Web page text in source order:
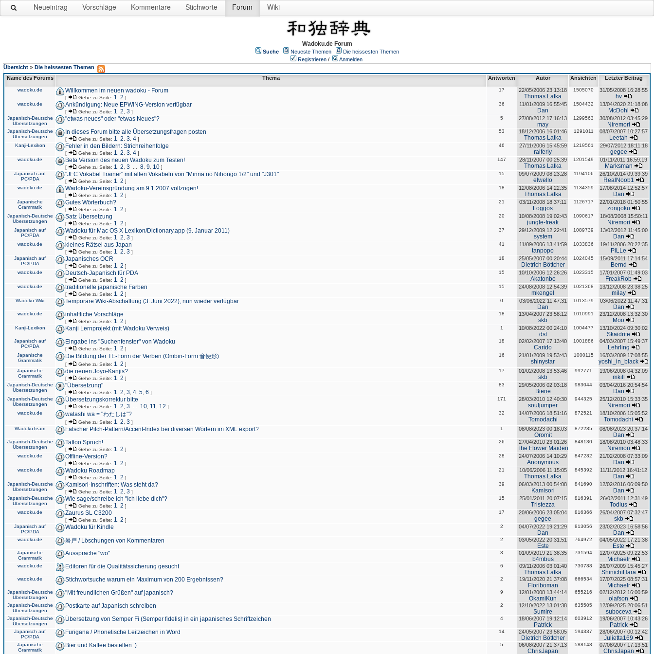
Neueintrag Vorschläge Kommentare Stichworte Forum Wiki
Wadoku.de Forum
Suche Neueste Themen
Die heissesten Themen
Registrieren /
Anmelden
Übersicht » Die heissesten Themen
Name des Forums
Thema Antworten Autor Ansichten Letzter Beitrag
wadoku.de Willkommen im neuen wadoku - Forum
[ Gehe zu Seite: 1 2 ]
17 22/05/2006 23:13:18
Thomas Latka
1505070 31/05/2008 16:28:55
hv
wadoku.de Ankündigung: Neue EPWING-Version verfügbar
[ Gehe zu Seite: 1 2 3 ]
36 11/01/2009 16:55:45
Dan
1504432 13/04/2020 21:18:08
McDohl
Japanisch-Deutsche
Übersetzungen
"etwas neues" oder "etwas Neues"? 5 27/08/2012 17:16:13
may
1299563 30/08/2012 03:45:29
Niremori
Japanisch-Deutsche
Übersetzungen
In dieses Forum bitte alle Übersetzungsfragen posten
[ Gehe zu Seite: 1 2 3 4 ]
53 18/12/2006 16:01:46
Thomas Latka
1291011 08/07/2007 10:27:57
Leetah
Kanji-Lexikon Fehler in den Bildern: Strichreihenfolge
[ Gehe zu Seite: 1 2 3 4 ]
46 27/11/2006 15:45:59
ralferly
1219561 29/07/2012 18:11:18
gegee
wadoku.de Beta Version des neuen Wadoku zum Testen!
[ Gehe zu Seite: 1 2 3 8 9 10 ]
147 28/11/2007 00:25:39
Thomas Latka
1201549 01/11/2011 16:59:19
Marksman
Japanisch auf
PC/PDA
"JFC Vokabel Trainer" mit allen Vokabeln von "Minna no Nihongo 1/2" und "J301"
[ Gehe zu Seite: 1 2 ]
15 09/07/2009 08:23:28
elwello
1194106 26/10/2014 09:39:39
RealNoob1
wadoku.de Wadoku-Vereinsgründung am 9.1.2007 vollzogen!
[ Gehe zu Seite: 1 2 ]
18 12/08/2006 14:22:35
Thomas Latka
1134359 17/08/2014 12:52:57
Dan
Japanische
Grammatik
Gutes Wörterbuch?
[ Gehe zu Seite: 1 2 ]
21 03/11/2008 18:37:11
Loggos
1126717 22/01/2018 01:50:55
zongoku
Japanisch-Deutsche
Übersetzungen
Satz Übersetzung
[ Gehe zu Seite: 1 2 ]
20 10/08/2008 19:02:43
jungle-freak
1090617 18/08/2008 15:50:11
Niremori
Japanisch auf
PC/PDA
Wadoku für Mac OS X Lexikon/Dictionary.app (9. Januar 2011)
[ Gehe zu Seite: 1 2 3 ]
37 29/12/2009 12:22:41
system
1089739 13/02/2012 11:45:00
Dan
wadoku.de kleines Rätsel aus Japan
[ Gehe zu Seite: 1 2 3 ]
41 11/09/2006 13:41:59
tanpopo
1033836 19/11/2006 20:22:35
PiLLe
Japanisch auf
PC/PDA
Japanisches OCR
[ Gehe zu Seite: 1 2 ]
18 25/05/2007 00:20:44
Dietrich Böttcher
1024045 15/09/2011 17:14:54
Bernd
wadoku.de Deutsch-Japanisch für PDA
[ Gehe zu Seite: 1 2 ]
15 10/10/2006 12:26:26
Akatonbo
1023315 17/01/2007 01:49:03
FreakRob
wadoku.de traditionelle japanische Farben
[ Gehe zu Seite: 1 2 ]
15 24/08/2008 12:54:39
mkengel
1021368 13/12/2008 23:38:25
milay
Wadoku-Wiki Temporäre Wiki-Abschaltung (3. Juni 2022), nun wieder verfügbar 0 03/06/2022 11:47:31
Dan
1013579 03/06/2022 11:47:31
Dan
wadoku.de inhaltliche Vorschläge
[ Gehe zu Seite: 1 2 ]
18 13/04/2007 23:58:12
skb
1010991 23/12/2008 13:32:30
Moo
Kanji-Lexikon Kanji Lernprojekt (mit Wadoku Verweis) 1 10/08/2022 00:24:10
dst
1004477 13/10/2024 09:30:02
Skaidrite
Japanisch auf
PC/PDA
Eingabe ins "Suchenfenster" von Wadoku
[ Gehe zu Seite: 1 2 ]
18 02/02/2007 17:13:40
Carido
1001886 04/03/2007 15:49:37
Lehrling
Japanische
Grammatik
Die Bildung der TE-Form der Verben (Ombin-Form 音便形)
[ Gehe zu Seite: 1 2 ]
16 21/01/2009 19:53:43
shinystar
1000115 16/03/2009 17:08:55
yoshi_in_black
Japanische
Grammatik
die neuen Joyo-Kanjis?
[ Gehe zu Seite: 1 2 ]
17 01/02/2008 13:53:46
skb
992771 19/06/2008 04:32:09
mkill
Japanisch-Deutsche
Übersetzungen
"Übersetzung"
[ Gehe zu Seite: 1 2 3 4 5 6 ]
83 29/05/2006 02:03:18
Biene
983044 03/04/2016 20:54:54
Dan
Japanisch-Deutsche
Übersetzungen
Übersetzungskorrektur bitte
[ Gehe zu Seite: 1 2 3 10 11 12 ]
171 28/03/2010 12:40:30
souljumper
944325 25/12/2010 15:33:35
Niremori
wadoku.de watashi wa = "わたしは"?
[ Gehe zu Seite: 1 2 3 ]
32 14/07/2006 18:51:16
Tomodachi
872521 18/10/2006 15:05:52
Tomodachi
WadokuTeam Falscher Pitch-Pattern/Accent-Index bei diversen Wörtern im XML export? 1 08/08/2023 00:18:03
Oromit
872285 08/08/2023 20:37:14
Dan
Japanisch-Deutsche
Übersetzungen
Tattoo Spruch!
[ Gehe zu Seite: 1 2 ]
26 27/04/2010 23:01:26
The Flower Maiden
848130 18/08/2010 03:48:33
Niremori
wadoku.de Offline-Version?
[ Gehe zu Seite: 1 2 ]
28 24/07/2006 14:10:29
Anonymous
847282 21/02/2008 07:33:09
Dan
wadoku.de Wadoku Roadmap
[ Gehe zu Seite: 1 2 ]
21 10/06/2006 11:15:05
Thomas Latka
845392 11/11/2012 16:41:12
Dan
Japanisch-Deutsche
Übersetzungen
Kamisori-Inschriften: Was steht da?
[ Gehe zu Seite: 1 2 3 ]
39 06/03/2013 00:54:08
Kamisori
841690 12/02/2016 06:09:50
Dan
Japanisch-Deutsche
Übersetzungen
Wie sage/schreibe ich "Ich liebe dich"?
[ Gehe zu Seite: 1 2 ]
15 25/01/2011 20:07:15
Tristezza
816391 26/02/2011 12:31:49
Todius
wadoku.de Zaurus SL C3200
[ Gehe zu Seite: 1 2 ]
17 20/06/2006 23:05:04
gegee
816366 26/04/2007 07:32:47
skb
Japanisch auf
PC/PDA
Wadoku für Kindle 2 04/07/2022 19:21:29
Dan
813056 23/02/2023 16:58:56
Dan
wadoku.de 岩戸 / Löschungen von Kommentaren 2 03/05/2022 20:31:51
Este
764972 04/05/2022 17:21:38
Este
Japanische
Grammatik
Aussprache "wo" 3 01/09/2019 21:38:35
b4mbus
731594 12/07/2025 09:22:53
Michaelr
wadoku.de Editoren für die Qualitätssicherung gesucht 6 09/11/2006 03:01:40
Thomas Latka
730788 26/07/2009 15:45:27
ShinichiHara
wadoku.de Stichwortsuche warum ein Maximum von 200 Ergebnissen? 2 19/11/2020 21:37:08
Floriboman
666534 17/07/2025 08:57:31
Michaelr
Japanisch-Deutsche
Übersetzungen
"Mit freundlichen Grüßen" auf japanisch? 9 12/01/2008 13:44:14
OkamiKun
655216 02/12/2012 16:00:59
olafson
Japanisch-Deutsche
Übersetzungen
Postkarte auf Japanisch schreiben 2 12/10/2022 13:01:38
Sumire
635505 12/09/2025 20:06:51
suboceva
Japanisch-Deutsche
Übersetzungen
Übersetzung von Semper Fi (Semper fidelis) in ein japanisches Schriftzeichen 4 18/06/2007 19:12:14
Patrick
603912 19/06/2007 10:43:26
Patrick
Japanisch auf
PC/PDA
Furigana / Phonetische Leitzeichen in Word 14 24/05/2007 23:58:05
Dietrich Böttcher
594337 28/06/2007 00:12:42
Julietta169
Japanische
Grammatik
Bier und Kaffee bestellen :) 5 06/08/2007 21:37:13
ChrisJapan
588148 07/08/2007 17:13:51
ChrisJapan